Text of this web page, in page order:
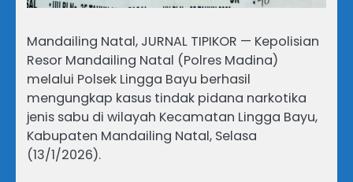
Mandailing Natal, JURNAL TIPIKOR — Kepolisian
Resor Mandailing Natal (Polres Madina)
melalui Polsek Lingga Bayu berhasil
mengungkap kasus tindak pidana narkotika
jenis sabu di wilayah Kecamatan Lingga Bayu,
Kabupaten Mandailing Natal, Selasa
(13/1/2026).